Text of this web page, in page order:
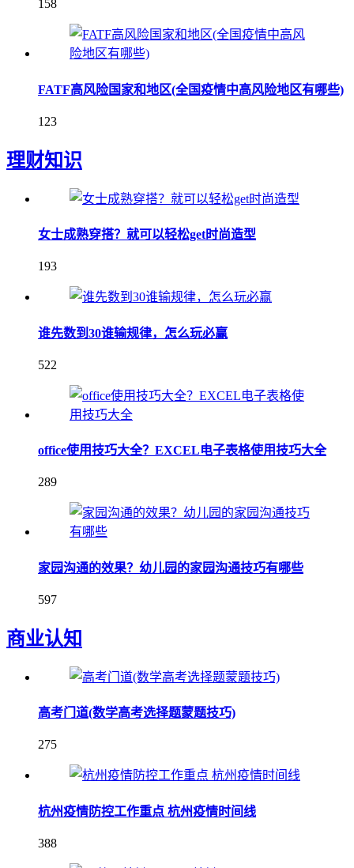
158
FATF高风险国家和地区(全国疫情中高风险地区有哪些)
123
理财知识
女士成熟穿搭？就可以轻松get时尚造型
193
谁先数到30谁输规律，怎么玩必赢
522
office使用技巧大全？EXCEL电子表格使用技巧大全
289
家园沟通的效果？幼儿园的家园沟通技巧有哪些
597
商业认知
高考门道(数学高考选择题蒙题技巧)
275
杭州疫情防控工作重点 杭州疫情时间线
388